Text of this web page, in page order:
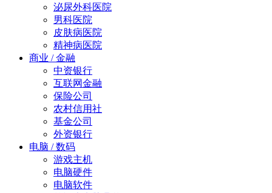
泌尿外科医院
男科医院
皮肤病医院
精神病医院
商业 / 金融
中资银行
互联网金融
保险公司
农村信用社
基金公司
外资银行
电脑 / 数码
游戏主机
电脑硬件
电脑软件